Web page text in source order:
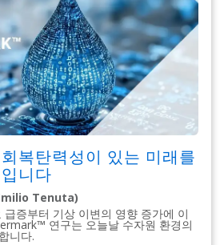
복탄력성이 있는 미래를
니다
Tenuta)
증부터 기상 이변의 영향 증가에 이
연구는 오늘날 수자원 환경의
니다.